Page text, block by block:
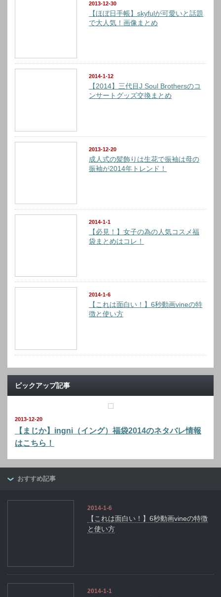
2013-12-30
【ほぼ日手帳】skyfulが可愛いと話題
で大人気！画像まとめ
2014-1-12
【2014】三代目J Soul Brothersのコ
ンサートグッズ交換まとめ
2013-12-20
成人式の髪飾りは生花で振袖は母の
振袖が2014年トレンド！
2014-1-1
【必見！】女子の為の人気コスメ福
袋まとめはコレ！
2014-1-6
【これは面白い！】6秒動画vineの特
徴と使い方
ピックアップ記事
2013-12-20
【まじか】ingni（イング）福袋2014のネタバレ情報
はこちら！
おすすめ記事
2014-1-6
【これは面白い！】6秒動画vineの特徴
と使い方
2014-1-1